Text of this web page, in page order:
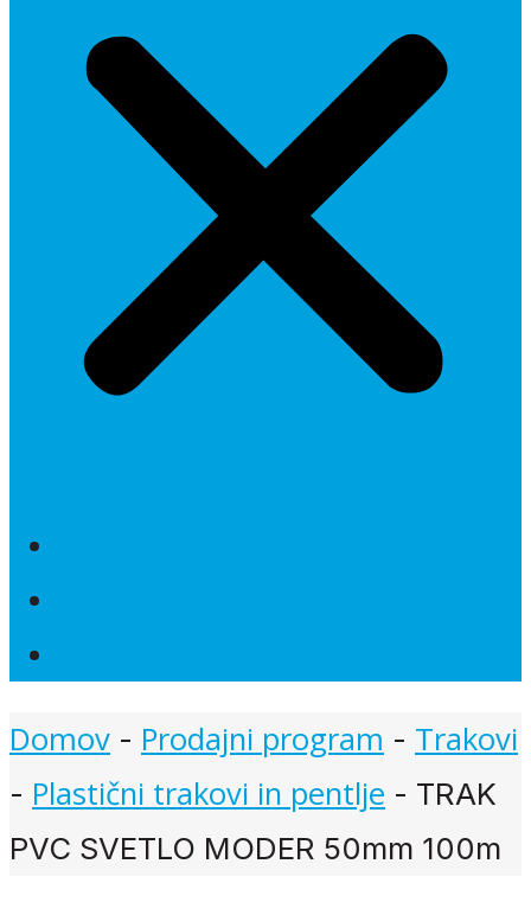
Domov - Prodajni program - Trakovi
- Plastični trakovi in pentlje - TRAK
PVC SVETLO MODER 50mm 100m